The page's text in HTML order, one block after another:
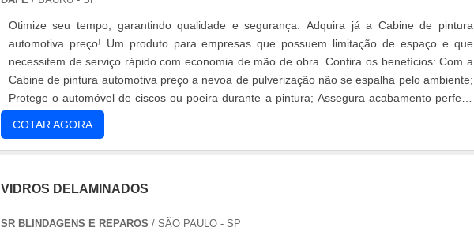
Otimize seu tempo, garantindo qualidade e segurança. Adquira já a Cabine de pintura
automotiva preço! Um produto para empresas que possuem limitação de espaço e que
necessitem de serviço rápido com economia de mão de obra. Confira os benefícios: Com a
Cabine de pintura automotiva preço a nevoa de pulverização não se espalha pelo ambiente;
Protege o automóvel de ciscos ou poeira durante a pintura; Assegura acabamento perfeito
COTAR AGORA
VIDROS DELAMINADOS
SR BLINDAGENS E REPAROS / SÃO PAULO - SP